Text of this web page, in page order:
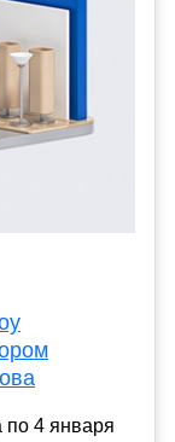
по 4 января